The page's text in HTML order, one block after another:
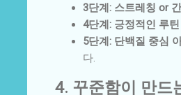
3단계: 스트레칭 or
4단계: 긍정적인 루
5단계: 단백질 중심
다.
4. 꾸준함이 만드